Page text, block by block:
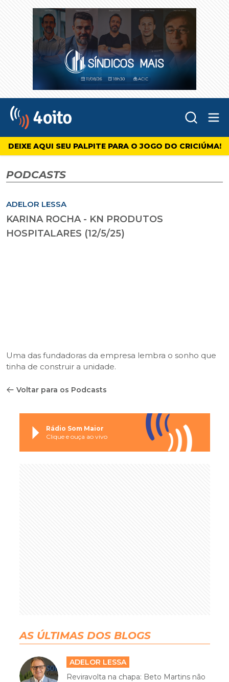
4oito
DEIXE AQUI SEU PALPITE PARA O JOGO DO CRICIÚMA!
PODCASTS
ADELOR LESSA
KARINA ROCHA - KN PRODUTOS
HOSPITALARES (12/5/25)
Uma das fundadoras da empresa lembra o sonho que
tinha de construir a unidade.
Voltar para os Podcasts
Rádio Som Maior
Clique e ouça ao vivo
AS ÚLTIMAS DOS BLOGS
ADELOR LESSA
Reviravolta na chapa: Beto Martins não